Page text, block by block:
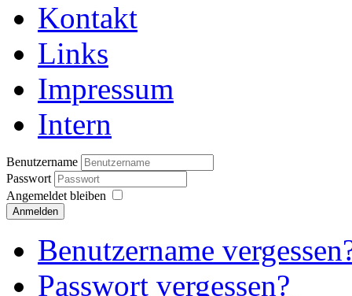
Kontakt
Links
Impressum
Intern
Benutzername
Passwort
Angemeldet bleiben
Anmelden
Benutzername
Passwort vergessen?